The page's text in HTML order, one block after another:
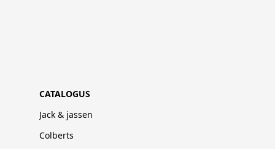
CATALOGUS
Jack & jassen
Colberts